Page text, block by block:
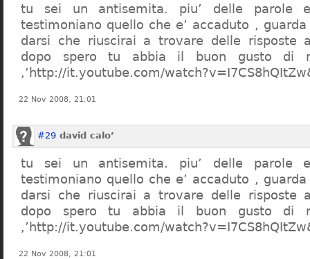
tu sei un antisemita. piu’ delle parole
testimoniano quello che e’ accaduto , guarda
darsi che riuscirai a trovare delle risposte
dopo spero tu abbia il buon gusto di
,’http://it.youtube.com/
22 Nov 2008, 21:01
#29 david calo’
tu sei un antisemita. piu’ delle parole
testimoniano quello che e’ accaduto , guarda
darsi che riuscirai a trovare delle risposte
dopo spero tu abbia il buon gusto di
,’http://it.youtube.com/
22 Nov 2008, 21:01